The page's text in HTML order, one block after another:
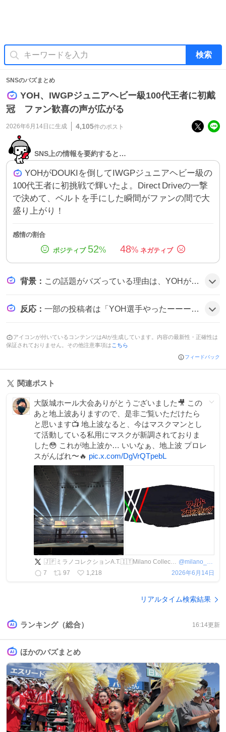
検索
SNSのバズまとめ
YOH、IWGPジュニアヘビー級100代王者に初戴
冠 ファン歓喜の声が広がる
2026年6月14日 に生成 4,105件のポスト
SNS上の情報を要約すると…
YOHがDOUKIを倒してIWGPジュニアヘビー級の
100代王者に初挑戦で輝いたよ。Direct Driveの一撃
で決めて、ベルトを手にした瞬間がファンの間で大
盛り上がり！
感情の割合
52% 48%
背景 ： この話題がバズっている理由は、YOHが初のジュニア王座を手にしたことと、100代目という節目がファンにとって特別だったからだ。大阪城ホールでの熱戦と、SNSでの祝福コメントが相まって盛り上がりを見せているようだ。
反応 ： 一部の投稿者は「YOH選手やったーーー！ 100代！！」などと歓喜し、SNS上では祝福の声が多数寄せられた。
アイコンが付いているコンテンツはAIが生成しています。内容の最新性・正確性は
保証されておりません。その他注意事項は こちら
フィードバック
関連ポスト
大阪城ホール大会ありがとうございました🎥 この
あと地上波ありますので、是非ご覧いただけたら
と思います📺 地上波なると、今はマスクマンとし
て活動している私用にマスクが新調されておりま
した😳 これが地上波か… いいなぁ、地上波 プロレ
スがんばれ〜🔥 pic.x.com/DgVrQTpebL
🇯🇵ミラノコレクションA.T.🇮🇹Milano Collection A.T. @milano_c_at
7
97 1,218 2026年6月14日
リアルタイム検索結果
ランキング（総合） 16:14更新
ほかのバズまとめ